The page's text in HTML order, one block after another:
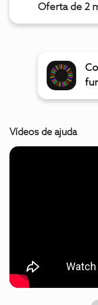
Oferta de 2
Vídeos de ajuda